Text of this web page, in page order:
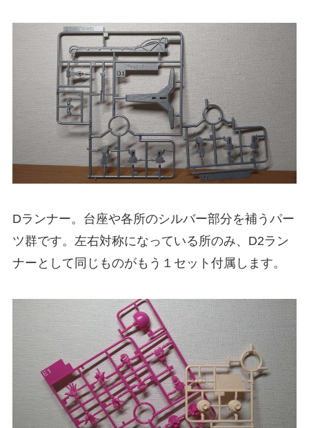
Dランナー。台座や各所のシルバー部分を補うパー
ツ群です。左右対称になっている所のみ、D2ラン
ナーとして同じものがもう１セット付属します。